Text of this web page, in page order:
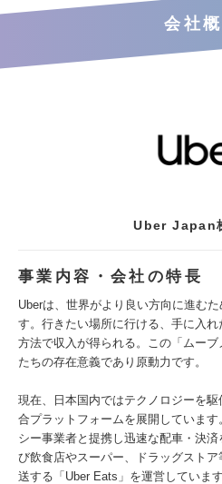
会社
Uber Japan
事業内容・会社の特長
Uberは、世界がより良い方向に進む
す。行きたい場所に行ける、手に入
方法で収入が得られる。この「ムー
たちの存在意義であり原動力です。
現在、日本国内ではテクノロジーを
合プラットフォームを展開していま
シー事業者と提携し迅速な配車・決
び飲食店やスーパー、ドラッグスト
送する「Uber Eats」を運営しています